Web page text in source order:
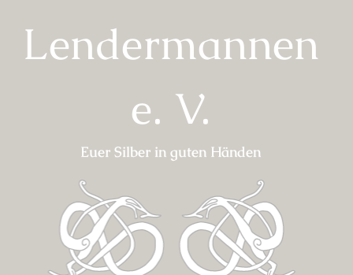
contentLendermannen
e. V.
Euer Silber in guten Händen